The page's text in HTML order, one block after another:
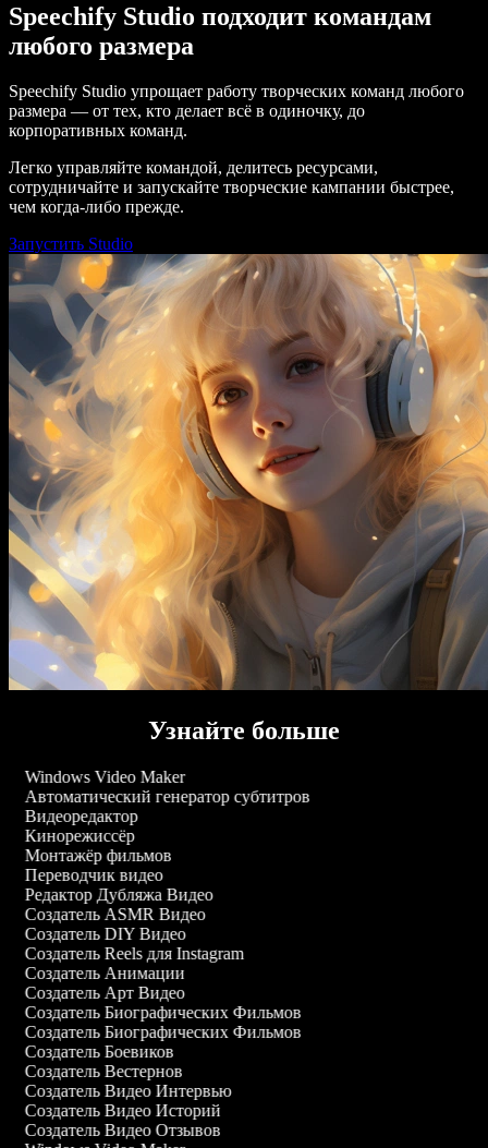
Speechify Studio подходит командам
любого размера
Speechify Studio упрощает работу творческих команд любого
размера — от тех, кто делает всё в одиночку, до
корпоративных команд.
Легко управляйте командой, делитесь ресурсами,
сотрудничайте и запускайте творческие кампании быстрее,
чем когда-либо прежде.
Запустить Studio
Узнайте больше
Windows Video Maker
Автоматический генератор субтитров
Видеоредактор
Кинорежиссёр
Монтажёр фильмов
Переводчик видео
Редактор Дубляжа Видео
Создатель ASMR Видео
Создатель DIY Видео
Создатель Reels для Instagram
Создатель Анимации
Создатель Арт Видео
Создатель Биографических Фильмов
Создатель Биографических Фильмов
Создатель Боевиков
Создатель Вестернов
Создатель Видео Интервью
Создатель Видео Историй
Создатель Видео Отзывов